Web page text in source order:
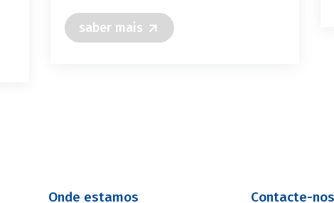
saber mais
Onde estamos Contacte-nos